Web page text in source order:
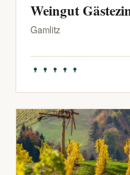
Weingut
Gamlitz